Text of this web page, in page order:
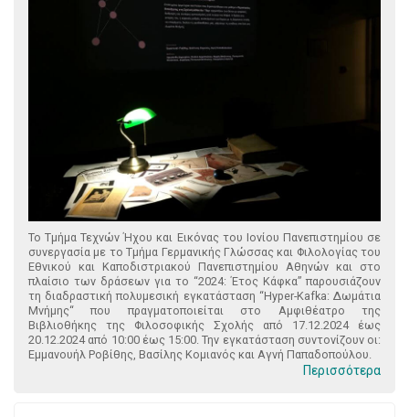
Το Τμήμα Τεχνών Ήχου και Εικόνας του Ιονίου Πανεπιστημίου σε
συνεργασία με το Τμήμα Γερμανικής Γλώσσας και Φιλολογίας του
Εθνικού και Καποδιστριακού Πανεπιστημίου Αθηνών και στο
πλαίσιο των δράσεων για το “2024: Έτος Κάφκα” παρουσιάζουν
τη διαδραστική πολυμεσική εγκατάσταση “Hyper-Kafka: Δωμάτια
Μνήμης“ που πραγματοποιείται στο Αμφιθέατρο της
Βιβλιοθήκης της Φιλοσοφικής Σχολής από 17.12.2024 έως
20.12.2024 από 10:00 έως 15:00. Την εγκατάσταση συντονίζουν οι:
Εμμανουήλ Ροβίθης, Βασίλης Κομιανός και Αγνή Παπαδοπούλου.
Περισσότερα